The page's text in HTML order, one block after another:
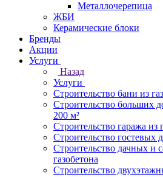
Металлочерепица
ЖБИ
Керамические блоки
Бренды
Акции
Услуги
Назад
Услуги
Строительство бани из
Строительство больших
200 м²
Строительство гаража из
Строительство гостевых
Строительство дачных и
газобетона
Строительство